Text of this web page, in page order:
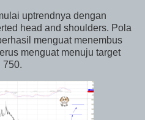
uptrendnya dengan
head and shoulders. Pola
menguat menembus
menguat menuju target
750.